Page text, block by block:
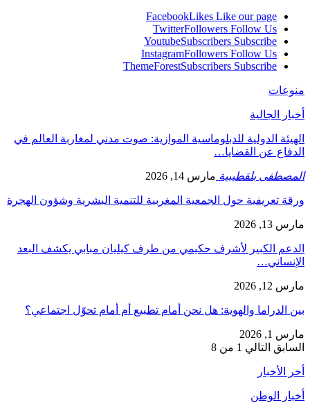
FacebookLikes Like our page
TwitterFollowers Follow Us
YoutubeSubscribers Subscribe
InstagramFollowers Follow Us
ThemeForestSubscribers Subscribe
منوعات
أخبار الجالية
الهيئة الدولية للدبلوماسية الموازية: صوت مدني لمغاربة العالم في
الدفاع عن القضايا…
المصطفى بلقطيبية مارس 14, 2026
ورقة تعريفية حول الجمعية المغربية للتنمية البشرية وشؤون الهجرة
مارس 13, 2026
الدعم الكبير لأشرف حكيمي من طرف كيليان مبابي يكشف البعد
الإنساني…
مارس 12, 2026
بين الدراما والهوية: هل نحن أمام تطبيع أم أمام تحوّل اجتماعي؟
مارس 1, 2026
السابق التالي 1 من 8
أخر الأخبار
أخبار الوطن